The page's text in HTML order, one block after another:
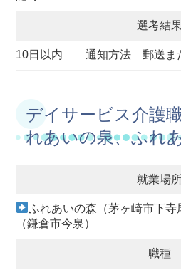
選考結
10日以内 通知方法 郵送ま
デイサービス介護
れあいの泉、ふれ
就業場
ふれあいの森（茅ヶ崎市下寺
（鎌倉市今泉）
職種